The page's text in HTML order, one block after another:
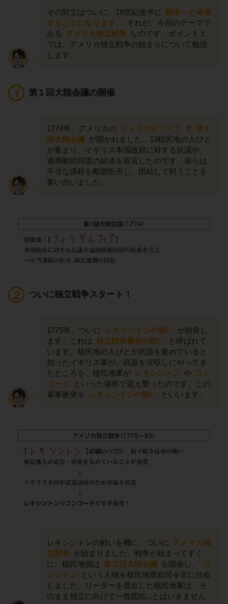
その対立はついに、18世紀後半に 戦争へと発展
することになります。
それが、今回のテーマで
ある
アメリカ独立戦争 なのです。ポイント１
では、アメリカ独立戦争の始まりについて勉強
します。
第１回大陸会議の開催
1774年、アメリカの フィラデルフィア で 第１
回大陸会議 が開かれました。13植民地の人びと
が集まり、イギリス本国政府に対する抗議や、
通商断絶同盟の結成を宣言したのです。彼らは
不当な課税を断固拒否し、団結して戦うことを
誓い合いました。
ついに独立戦争スタート！
1775年、ついに レキシントンの戦い が勃発し
ます。これは 独立戦争最初の戦い と呼ばれて
います。植民地の人びとが武器を集めていると
知ったイギリス軍が、武器を没収しにやってき
たところを、植民地軍が レキシントン や コン
コード
といった場所で迎え撃ったのです。この
軍事衝突を
レキシントンの戦い といいます。
レキシントンの戦いを機に、ついに
アメリカ独
立戦争 が始まりました。戦争が始まってすぐ
に、植民地側は 第２回大陸会議 を開催し、
ワ
シントン
という人物を植民地軍総司令官に任命
しました。リーダーを選出した植民地軍は、そ
のまま独立に向けて一致団結...とはいきません